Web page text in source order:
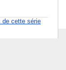
de cette série
de